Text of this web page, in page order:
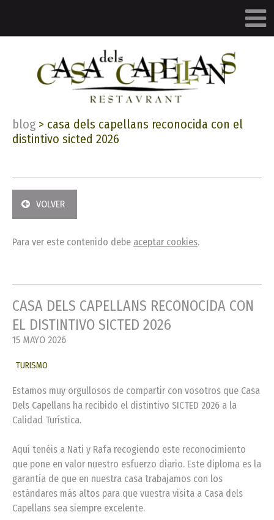
blog > casa dels capellans reconocida con el
distintivo sicted 2026
VOLVER
Para ver este contenido debe aceptar cookies.
CASA DELS CAPELLANS RECONOCIDA CON
EL DISTINTIVO SICTED 2026
15 MAYO 2026
TURISMO
Estamos muy orgullosos de compartir con vosotros que Casa
Dels Capellans ha recibido el distintivo SICTED 2026 a la
Calidad Turística.
Aquí tenéis a Nati y Rafa recogiendo este reconocimiento
que pone en valor nuestro esfuerzo diario. Este diploma es la
garantía de que en nuestra casa trabajamos con los
estándares más altos para que vuestra visita a Casa dels
Capellans sea siempre excelente.